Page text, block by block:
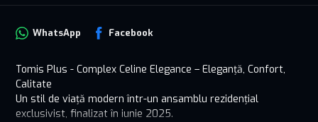
WhatsApp Facebook
Tomis Plus - Complex Celine Elegance – Eleganță, Confort,
Calitate
Un stil de viață modern într-un ansamblu rezidențial
exclusivist, finalizat în iunie 2025.